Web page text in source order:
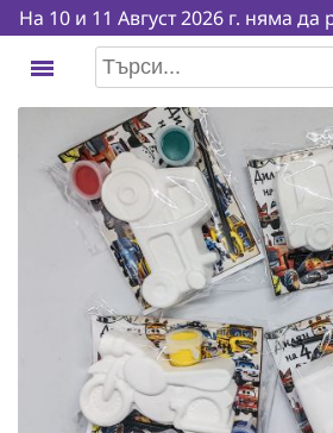
На 10 и 11 Август 2026 г. няма да
menu